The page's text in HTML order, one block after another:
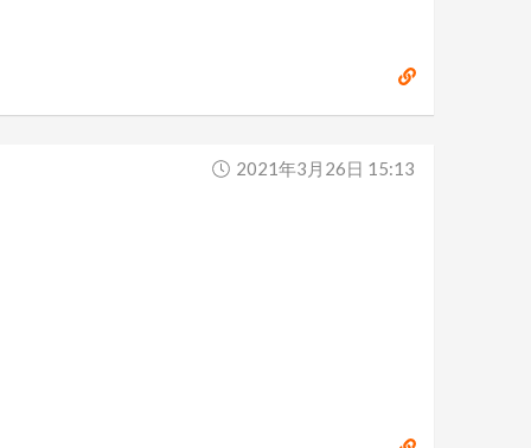
2021年3月26日 15:13